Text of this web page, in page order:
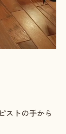
ストの手から